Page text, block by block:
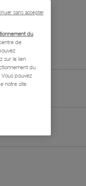
du
de
sur le lien
du
pouvez
notre site.
sans accepter